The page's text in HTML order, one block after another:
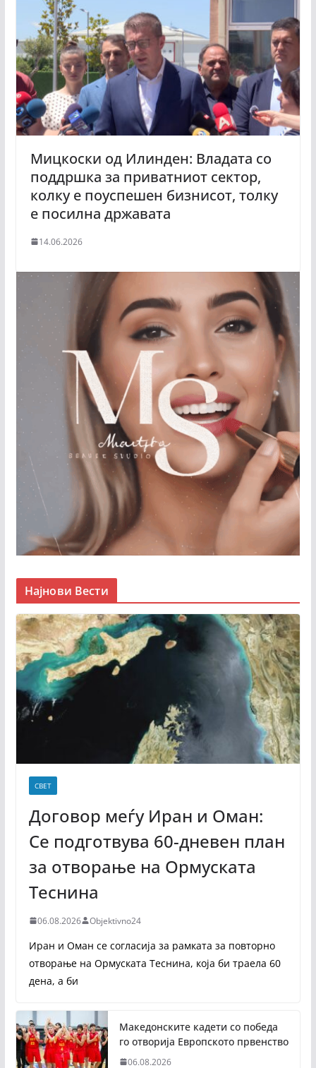
Мицкоски од Илинден: Владата со
поддршка за приватниот сектор,
колку е поуспешен бизнисот, толку
е посилна државата
14.06.2026
Најнови Вести
СВЕТ
Договор меѓу Иран и Оман:
Се подготвува 60-дневен план
за отворање на Ормуската
Теснина
06.08.2026 Objektivno24
Иран и Оман се согласија за рамката за повторно
отворање на Ормуската Теснина, која би траела 60
дена, а би
Македонските кадети со победа
го отворија Европското првенство
06.08.2026